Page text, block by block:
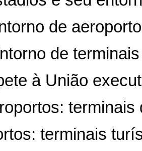
de
de
à União
terminais